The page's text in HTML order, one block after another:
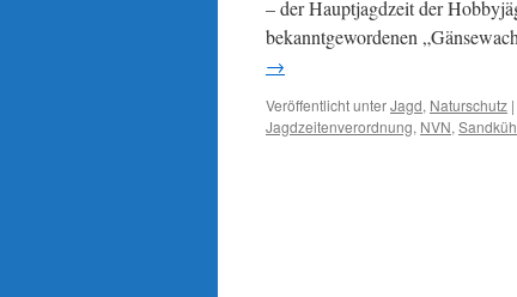
– der Hauptjagdzeit der
bekanntgewordenen
→
Veröffentlicht unterJagd, Naturschutz |
Jagdzeitenverordnung, NVN,